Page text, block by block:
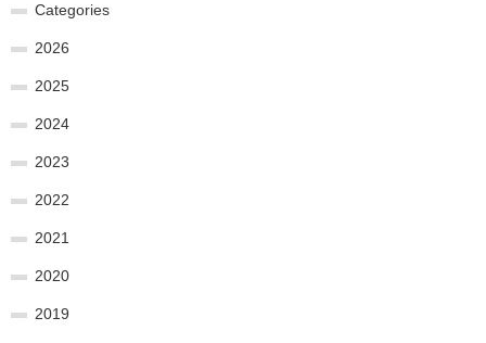
Categories
2026
2025
2024
2023
2022
2021
2020
2019